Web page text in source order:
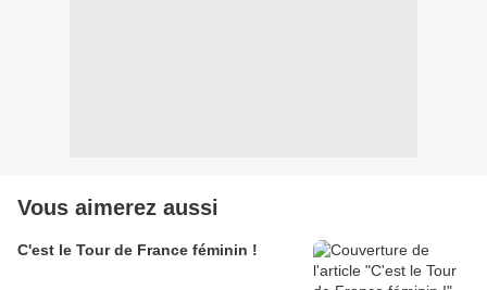
Vous aimerez aussi
C'est le Tour de France féminin !